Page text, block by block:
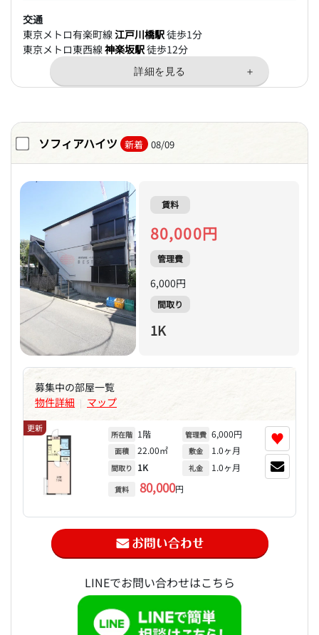
交通
東京メトロ有楽町線江戸川橋駅徒歩1分
東京メトロ東西線神楽坂駅徒歩12分
ソフィアハイツ 新着 08/09
賃料
80,000円
管理費
6,000円
間取り
1K
募集中の部屋一覧
物件詳細 | マップ
更新
所在階 1階
面積 22.00㎡
間取り 1K
賃料 80,000円
管理費 6,000円
敷金 1.0ヶ月
礼金 1.0ヶ月
♥
LINEでお問い合わせはこちら